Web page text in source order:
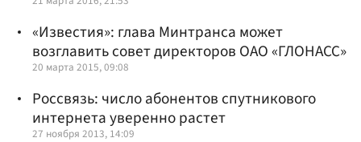
«Известия»: глава Минтранса может
возглавить совет директоров ОАО «ГЛОНАСС»
20 марта 2015, 09:08
Россвязь: число абонентов спутникового
интернета уверенно растет
27 ноября 2013, 14:09